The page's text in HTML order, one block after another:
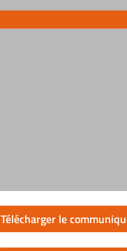
Télécharger le